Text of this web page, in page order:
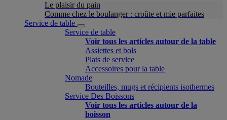
Le plaisir du pain
Comme chez le boulanger : croûte et mie parfaites
Service de table
Service de table
Voir tous les articles autour de la table
Assiettes et bols
Plats de service
Accessoires pour la table
Nomade
Bouteilles, mugs et récipients isothermes
Service Des Boissons
Voir tous les articles autour de la
boisson